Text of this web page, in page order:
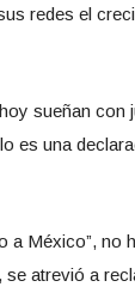
redes el
sueñan con
es una
a México”, no
atrevió a